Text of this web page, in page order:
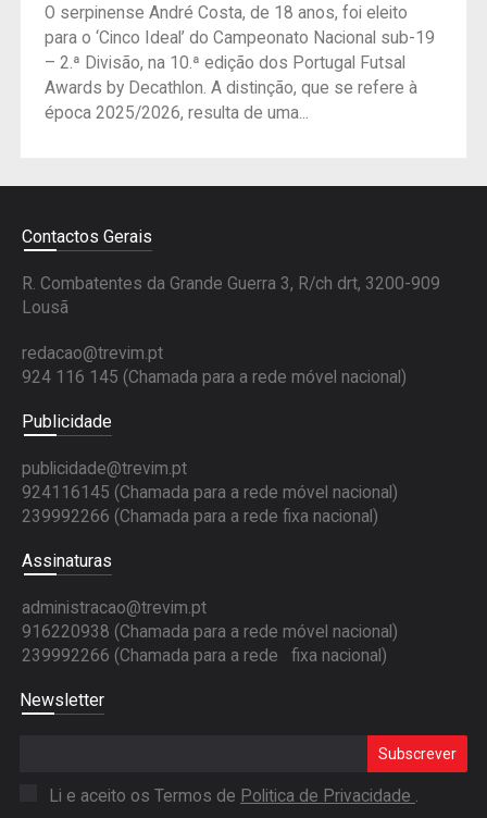
O serpinense André Costa, de 18 anos, foi eleito
para o ‘Cinco Ideal’ do Campeonato Nacional sub-19
– 2.ª Divisão, na 10.ª edição dos Portugal Futsal
Awards by Decathlon. A distinção, que se refere à
época 2025/2026, resulta de uma...
Contactos Gerais
R. Combatentes da Grande Guerra 3, R/ch drt, 3200-909
Lousã
redacao@trevim.pt
924 116 145 (Chamada para a rede móvel nacional)
Publicidade
publicidade@trevim.pt
924116145 (Chamada para a rede móvel nacional)
239992266 (Chamada para a rede fixa nacional)
Assinaturas
administracao@trevim.pt
916220938 (Chamada para a rede móvel nacional)
239992266 (Chamada para a rede fixa nacional)
Newsletter
Subscrever
Li e aceito os Termos de Politica de Privacidade .